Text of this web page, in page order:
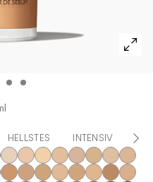
HELLSTES INTENSIV
NC12N4 NC13NW13N4.5NC15N4.75NC16